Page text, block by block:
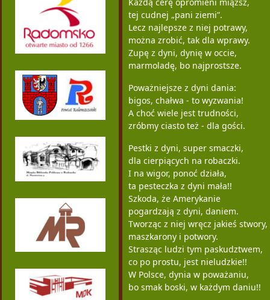
tej cudnej „pani ziemi”.
Lecz najlepsze z niej potrawy,
można zrobić, tak dla wprawy.
Zupę z dyni, dynię w occie,
marmoladę, bo najprostsze.
Poważniejsze z dyni dania:
bigos, chałwa - to wyzwania!
A choć wiele jest trudności,
zróbmy ciasto też - dla gości.
Pestki z dyni, super smaczki,
dla cierpiących na robaczki.
I na wigor, ponoć działa,
ta pesteczka z dyni mała!!
Szkoda, że Amerykanie
pogardzają z dyni, daniem.
Tworząc z niej wręcz jakieś stwory,
maszkarony i potwory.
Strasząc ludzi tym paskudztwem,
co po prostu, jest nieludzkie!!
W Polsce, dynia w poważaniu,
bo smak boski, w każdym daniu!!